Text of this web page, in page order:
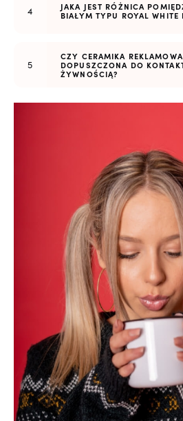
JAKA JEST RÓŻNICA
BIAŁYM TYPU ROYAL WHITE
CZY CERAMIKA REKLAMOWA
DOPUSZCZONA DO
ŻYWNOŚCIĄ?